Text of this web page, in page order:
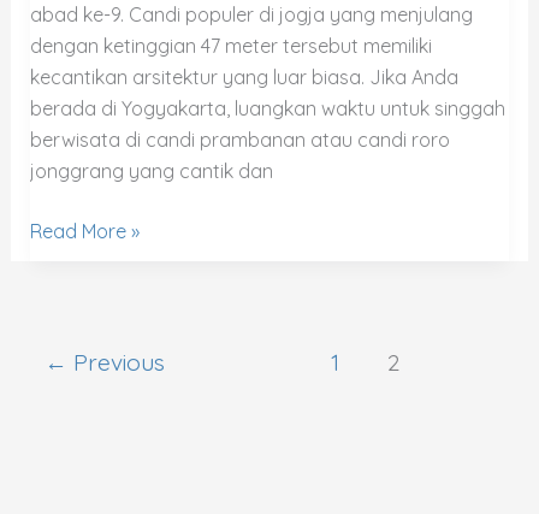
abad ke-9. Candi populer di jogja yang menjulang
dengan ketinggian 47 meter tersebut memiliki
kecantikan arsitektur yang luar biasa. Jika Anda
berada di Yogyakarta, luangkan waktu untuk singgah
berwisata di candi prambanan atau candi roro
jonggrang yang cantik dan
Read More »
← Previous 1 2